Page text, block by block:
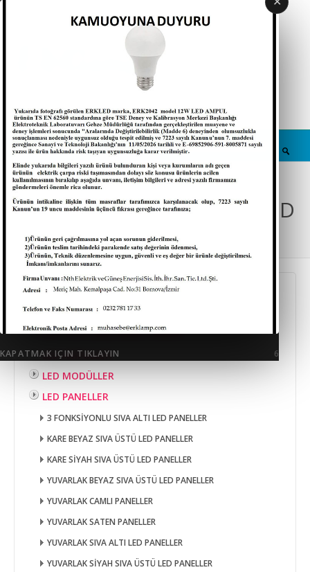
KAPATMAK IÇIN TIKLAYIN 5
Katalog (indir) e-Katalog Bayi Giriş
:: MENU ::
LED PANELLER / 3
FONKSİYONLU SIVA ALTI LED
PANELLER
COB LEDLİ ARMATÜRLER
DEKORATİF KRİSTAL CAM SPOTLAR
EXIT ACİL ÇIKIŞ ARMATÜRLERİ
LED AMPULLER
LED MODÜLLER
LED PANELLER
3 FONKSİYONLU SIVA ALTI LED PANELLER
KARE BEYAZ SIVA ÜSTÜ LED PANELLER
KARE SİYAH SIVA ÜSTÜ LED PANELLER
YUVARLAK BEYAZ SIVA ÜSTÜ LED PANELLER
YUVARLAK CAMLI PANELLER
YUVARLAK SATEN PANELLER
YUVARLAK SIVA ALTI LED PANELLER
YUVARLAK SİYAH SIVA ÜSTÜ LED PANELLER